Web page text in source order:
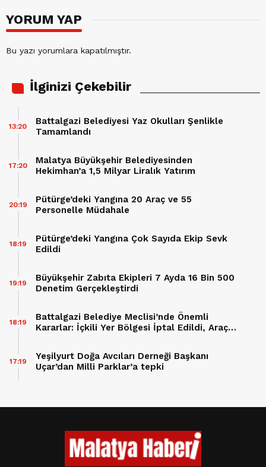
YORUM YAP
Bu yazı yorumlara kapatılmıştır.
İlginizi Çekebilir
Battalgazi Belediyesi Yaz Okulları Şenlikle
Tamamlandı
13:20
Malatya Büyükşehir Belediyesinden
Hekimhan’a 1,5 Milyar Liralık Yatırım
17:20
Pütürge’deki Yangına 20 Araç ve 55
Personelle Müdahale
20:19
Pütürge’deki Yangına Çok Sayıda Ekip Sevk
Edildi
18:19
Büyükşehir Zabıta Ekipleri 7 Ayda 16 Bin 500
Denetim Gerçekleştirdi
19:19
Battalgazi Belediye Meclisi’nde Önemli
Kararlar: İçkili Yer Bölgesi İptal Edildi, Araç
18:19
Yeşilyurt Doğa Avcıları Derneği Başkanı
Uçar’dan Milli Parklar’a tepki
17:19